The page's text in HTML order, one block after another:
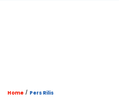
Home / Pers Rilis